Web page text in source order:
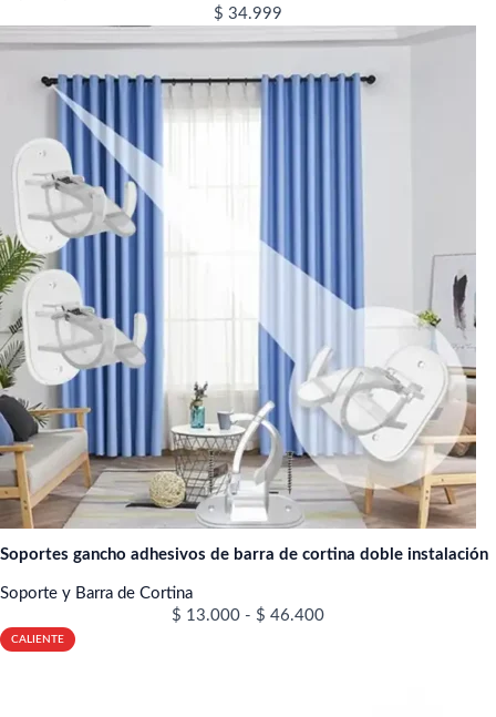
$ 34.999
Soportes gancho adhesivos de barra de cortina doble instalación
Soporte y Barra de Cortina
$ 13.000 - $ 46.400
precios:
CALIENTE